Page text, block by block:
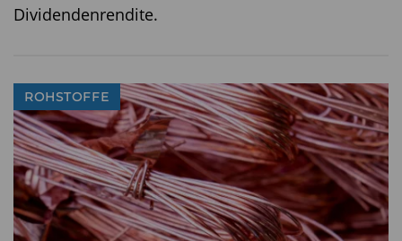
Quelle: FVBS
Fazit
Der Bantleon Top 35 Aktien ist ein konservativer
Dividendenrendite.
ROHSTOFFE